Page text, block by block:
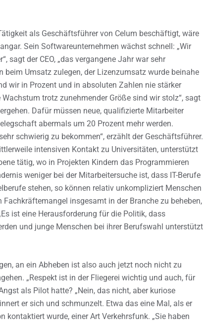
als Geschäftsführer von Celum beschäftigt, wäre
Sein Softwareunternehmen wächst schnell: „Wir
sagt der CEO, „das vergangene Jahr war sehr
beim Umsatz zulegen, der Lizenzumsatz wurde beinahe
wir in Prozent und in absoluten Zahlen nie stärker
trotz zunehmender Größe sind wir stolz“, sagt
Dafür müssen neue, qualifizierte Mitarbeiter
abermals um 20 Prozent mehr werden.
schwierig zu bekommen“, erzählt der Geschäftsführer.
intensiven Kontakt zu Universitäten, unterstützt
tätig, wo in Projekten Kindern das Programmieren
weniger bei der Mitarbeitersuche ist, dass IT-Berufe
stehen, so können relativ unkompliziert Menschen
insgesamt in der Branche zu beheben,
ist eine Herausforderung für die Politik, dass
und junge Menschen bei ihrer Berufswahl unterstützt
an ein Abheben ist also auch jetzt noch nicht zu
„Respekt ist in der Fliegerei wichtig und auch, für
als Pilot hatte? „Nein, das nicht, aber kuriose
er sich und schmunzelt. Etwa das eine Mal, als er
wurde, einer Art Verkehrsfunk. „Sie haben